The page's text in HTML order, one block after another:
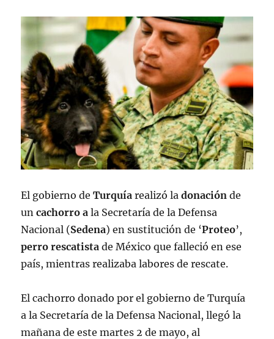
El gobierno deTurquíarealizó ladonación de
uncachorro a la Secretaría de la Defensa
Nacional (Sedena) en sustitución de ‘Proteo’,
perro rescatista de México que falleció en ese
país, mientras realizaba labores de rescate.
El cachorro donado por el gobierno de Turquía
a la Secretaría de la Defensa Nacional, llegó la
mañana de este martes 2 de mayo, al